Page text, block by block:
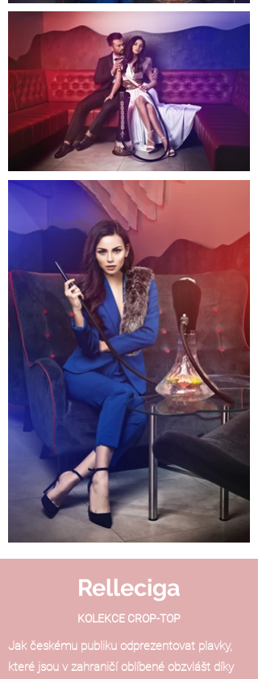
Relleciga
​KOLEKCE CROP-TOP
Jak českému publiku odprezentovat plavky,
které jsou v zahraničí oblíbené obzvlášt díky